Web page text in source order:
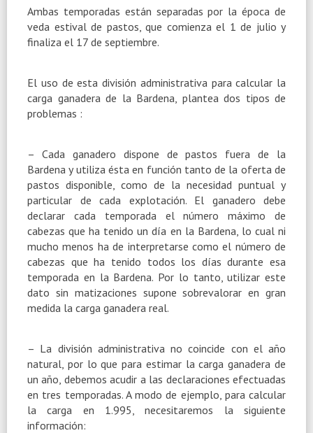
Ambas temporadas están separadas por la época de
veda estival de pastos, que comienza el 1 de julio y
finaliza el 17 de septiembre.
El uso de esta división administrativa para calcular la
carga ganadera de la Bardena, plantea dos tipos de
problemas :
– Cada ganadero dispone de pastos fuera de la
Bardena y utiliza ésta en función tanto de la oferta de
pastos disponible, como de la necesidad puntual y
particular de cada explotación. El ganadero debe
declarar cada temporada el número máximo de
cabezas que ha tenido un día en la Bardena, lo cual ni
mucho menos ha de interpretarse como el número de
cabezas que ha tenido todos los días durante esa
temporada en la Bardena. Por lo tanto, utilizar este
dato sin matizaciones supone sobrevalorar en gran
medida la carga ganadera real.
– La división administrativa no coincide con el año
natural, por lo que para estimar la carga ganadera de
un año, debemos acudir a las declaraciones efectuadas
en tres temporadas. A modo de ejemplo, para calcular
la carga en 1.995, necesitaremos la siguiente
información: